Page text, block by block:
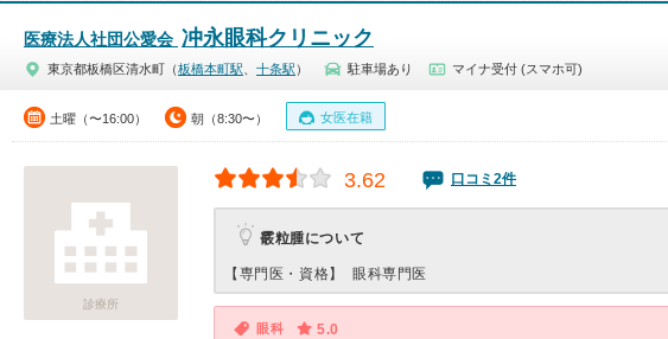
医療法人社団公愛会 冲永眼科クリニック
東京都板橋区清水町（板橋本町駅 十条駅 ） 駐車場あり マイナ受付 (スマホ可)
土曜（〜16:00） 朝（8:30〜） 女医在籍
診療所
3.62 口コミ2件
霰粒腫について
【専門医・資格】 眼科専門医
眼科 5.0